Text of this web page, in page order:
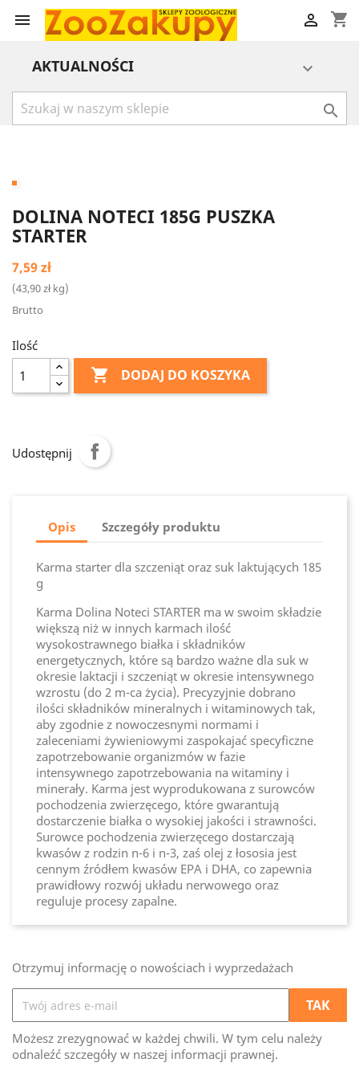
 shopping_cart

AKTUALNOŚCI 

DOLINA NOTECI 185G PUSZKA
STARTER
7,59 zł
(43,90 zł kg)
Brutto
Ilość
 DODAJ DO KOSZYKA
Udostępnij
Opis Szczegóły produktu
Karma starter dla szczeniąt oraz suk laktujących 185
g
Karma Dolina Noteci STARTER ma w swoim składzie
większą niż w innych karmach ilość
wysokostrawnego białka i składników
energetycznych, które są bardzo ważne dla suk w
okresie laktacji i szczeniąt w okresie intensywnego
wzrostu (do 2 m-ca życia). Precyzyjnie dobrano
ilości składników mineralnych i witaminowych tak,
aby zgodnie z nowoczesnymi normami i
zaleceniami żywieniowymi zaspokajać specyficzne
zapotrzebowanie organizmów w fazie
intensywnego zapotrzebowania na witaminy i
minerały. Karma jest wyprodukowana z surowców
pochodzenia zwierzęcego, które gwarantują
dostarczenie białka o wysokiej jakości i strawności.
Surowce pochodzenia zwierzęcego dostarczają
kwasów z rodzin n-6 i n-3, zaś olej z łososia jest
cennym źródłem kwasów EPA i DHA, co zapewnia
prawidłowy rozwój układu nerwowego oraz
reguluje procesy zapalne.
Otrzymuj informację o nowościach i wyprzedażach
Możesz zrezygnować w każdej chwili. W tym celu należy
odnaleźć szczegóły w naszej informacji prawnej.